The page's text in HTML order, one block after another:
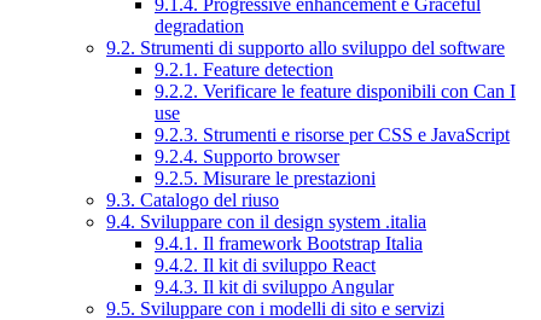
9.1.4. Progressive enhancement e Graceful
degradation
9.2. Strumenti di supporto allo sviluppo del software
9.2.1. Feature detection
9.2.2. Verificare le feature disponibili con Can I
use
9.2.3. Strumenti e risorse per CSS e JavaScript
9.2.4. Supporto browser
9.2.5. Misurare le prestazioni
9.3. Catalogo del riuso
9.4. Sviluppare con il design system .italia
9.4.1. Il framework Bootstrap Italia
9.4.2. Il kit di sviluppo React
9.4.3. Il kit di sviluppo Angular
9.5. Sviluppare con i modelli di sito e servizi